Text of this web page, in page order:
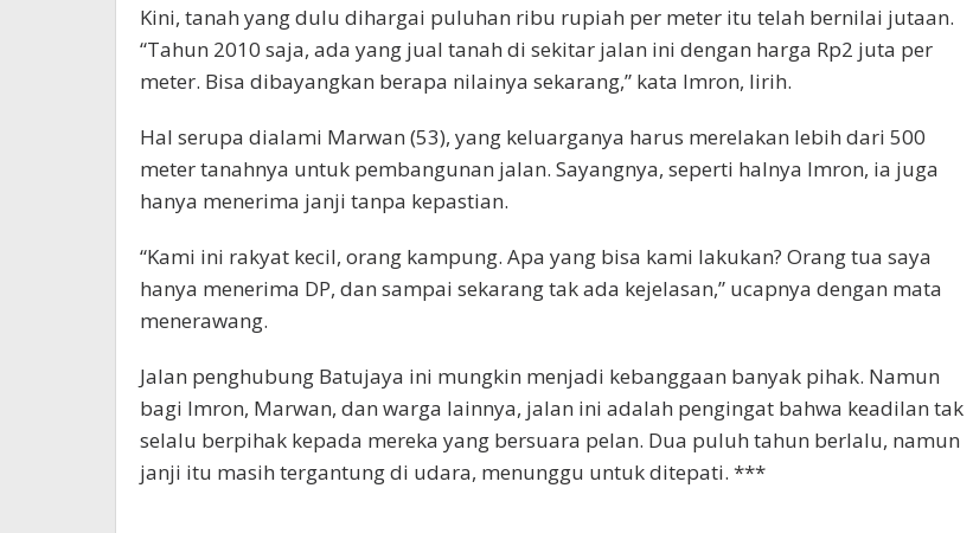
Kini, tanah yang dulu dihargai puluhan ribu rupiah per meter itu telah bernilai jutaan.
“Tahun 2010 saja, ada yang jual tanah di sekitar jalan ini dengan harga Rp2 juta per
meter. Bisa dibayangkan berapa nilainya sekarang,” kata Imron, lirih.
Hal serupa dialami Marwan (53), yang keluarganya harus merelakan lebih dari 500
meter tanahnya untuk pembangunan jalan. Sayangnya, seperti halnya Imron, ia juga
hanya menerima janji tanpa kepastian.
“Kami ini rakyat kecil, orang kampung. Apa yang bisa kami lakukan? Orang tua saya
hanya menerima DP, dan sampai sekarang tak ada kejelasan,” ucapnya dengan mata
menerawang.
Jalan penghubung Batujaya ini mungkin menjadi kebanggaan banyak pihak. Namun
bagi Imron, Marwan, dan warga lainnya, jalan ini adalah pengingat bahwa keadilan tak
selalu berpihak kepada mereka yang bersuara pelan. Dua puluh tahun berlalu, namun
janji itu masih tergantung di udara, menunggu untuk ditepati. ***